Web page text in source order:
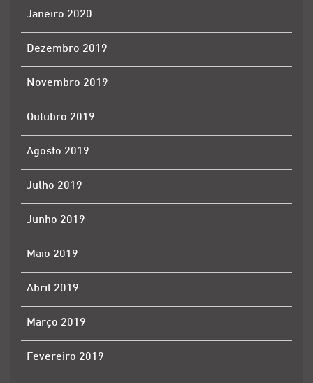
Janeiro 2020
Dezembro 2019
Novembro 2019
Outubro 2019
Agosto 2019
Julho 2019
Junho 2019
Maio 2019
Abril 2019
Março 2019
Fevereiro 2019